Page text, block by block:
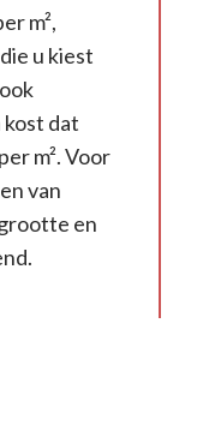
m²,
u kiest
dat
m². Voor
van
en